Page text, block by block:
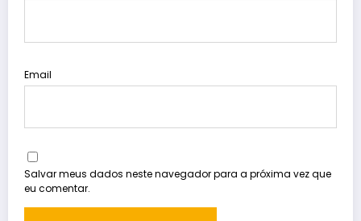
Email
Salvar meus dados neste navegador para a próxima vez que
eu comentar.